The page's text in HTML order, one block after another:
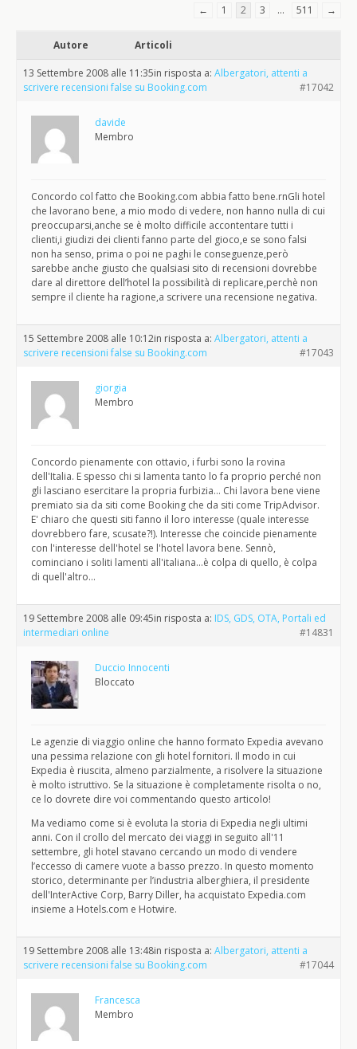
←
1 2 3 … 511 →
Autore Articoli
13 Settembre 2008 alle 11:35in risposta a: Albergatori, attenti a
scrivere recensioni false su Booking.com
#17042
davide
Membro
Concordo col fatto che Booking.com abbia fatto bene.rnGli hotel
che lavorano bene, a mio modo di vedere, non hanno nulla di cui
preoccuparsi,anche se è molto difficile accontentare tutti i
clienti,i giudizi dei clienti fanno parte del gioco,e se sono falsi
non ha senso, prima o poi ne paghi le conseguenze,però
sarebbe anche giusto che qualsiasi sito di recensioni dovrebbe
dare al direttore dell’hotel la possibilità di replicare,perchè non
sempre il cliente ha ragione,a scrivere una recensione negativa.
15 Settembre 2008 alle 10:12in risposta a: Albergatori, attenti a
scrivere recensioni false su Booking.com
#17043
giorgia
Membro
Concordo pienamente con ottavio, i furbi sono la rovina
dell'Italia. E spesso chi si lamenta tanto lo fa proprio perché non
gli lasciano esercitare la propria furbizia… Chi lavora bene viene
premiato sia da siti come Booking che da siti come TripAdvisor.
E' chiaro che questi siti fanno il loro interesse (quale interesse
dovrebbero fare, scusate?!). Interesse che coincide pienamente
con l'interesse dell'hotel se l'hotel lavora bene. Sennò,
cominciano i soliti lamenti all'italiana…è colpa di quello, è colpa
di quell'altro…
19 Settembre 2008 alle 09:45in risposta a: IDS, GDS, OTA, Portali ed
intermediari online
#14831
Duccio Innocenti
Bloccato
Le agenzie di viaggio online che hanno formato Expedia avevano
una pessima relazione con gli hotel fornitori. Il modo in cui
Expedia è riuscita, almeno parzialmente, a risolvere la situazione
è molto istruttivo. Se la situazione è completamente risolta o no,
ce lo dovrete dire voi commentando questo articolo!
Ma vediamo come si è evoluta la storia di Expedia negli ultimi
anni. Con il crollo del mercato dei viaggi in seguito all'11
settembre, gli hotel stavano cercando un modo di vendere
l’eccesso di camere vuote a basso prezzo. In questo momento
storico, determinante per l’industria alberghiera, il presidente
dell'InterActive Corp, Barry Diller, ha acquistato Expedia.com
insieme a Hotels.com e Hotwire.
19 Settembre 2008 alle 13:48in risposta a: Albergatori, attenti a
scrivere recensioni false su Booking.com
#17044
Francesca
Membro